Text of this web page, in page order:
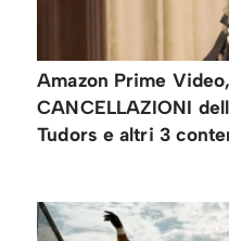
Amazon Prime
CANCELLAZIONI
Tudors e altri 3